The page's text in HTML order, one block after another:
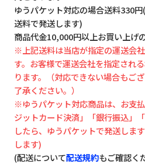
ゆうパケット対応の場合送料330
送料で発送します)
商品代金10,000円以上お買い上げ
※上記送料は当店が指定の運送会
す。お客様で運送会社を指定され
ります。（対応できない場合もご
了承ください。）
※ゆうパケット対応商品は、お支
ジットカード決済」「銀行振込」
したら、ゆうパケットで発送しま
します)
(配送について配送規約もご確認く